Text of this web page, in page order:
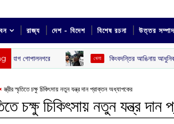
রাজ্য দেশ - বিদেশ বিশেষ রচনা উত্তর
খেলা কিংবদন্তির আঙিনায় আধুনিকতার ছোঁয়া: কিশোর
স্ত্রীর স্মৃতিতে চক্ষু চিকিৎসায় নতুন যন্ত্র দান প্রাক্তন অধ্যাপকের
চক্ষু চিকিৎসায় নতুন যন্ত্র